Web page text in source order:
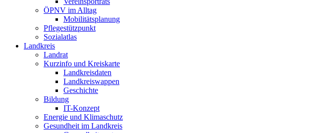
ÖPNV im Alltag
Mobilitätsplanung
Pflegestützpunkt
Sozialatlas
Landkreis
Landrat
Kurzinfo und Kreiskarte
Landkreisdaten
Landkreiswappen
Geschichte
Bildung
IT-Konzept
Energie und Klimaschutz
Gesundheit im Landkreis